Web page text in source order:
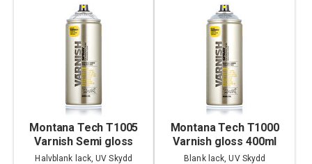
Montana Tech T1005
Varnish Semi gloss
400ml
Halvblank lack, UV Skydd
Montana Tech T1000
Varnish gloss 400ml
Blank lack, UV Skydd